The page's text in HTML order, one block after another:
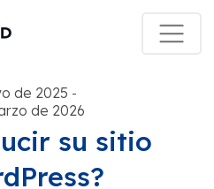
de 2025 -
de 2026
su sitio